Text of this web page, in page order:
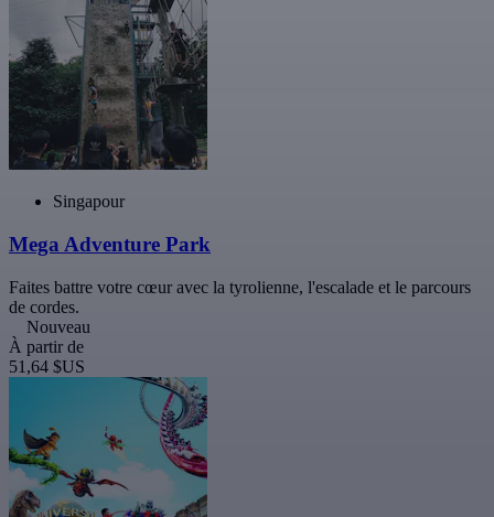
Singapour
Mega Adventure Park
Faites battre votre cœur avec la tyrolienne, l'escalade et le parcours
de cordes.
Nouveau
À partir de
51,64 $US